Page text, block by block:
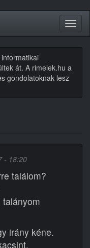
át. A rimelek.hu a
gondolatoknak lesz
- 18:20
találom?
irány kéne.